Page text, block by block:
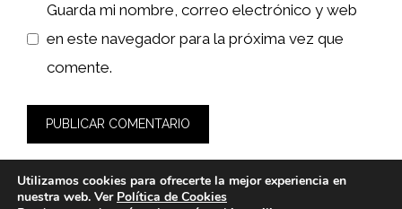
Guarda mi nombre, correo electrónico y web
en este navegador para la próxima vez que
comente.
Utilizamos cookies para ofrecerte la mejor experiencia en
nuestra web. Ver Política de Cookies